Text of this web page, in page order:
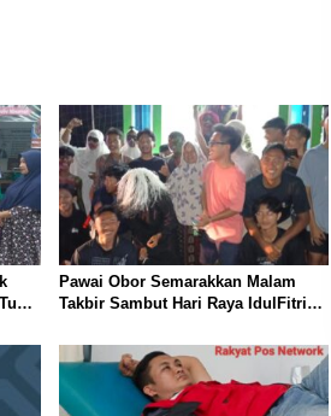
Pawai Obor Semarakkan Malam
Takbir Sambut Hari Raya IdulFitri
Simpang Asam, Kecamatan Banjit